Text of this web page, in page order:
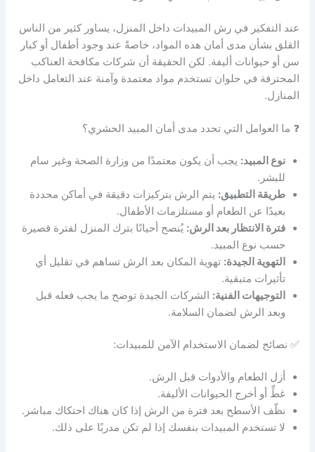
عند التفكير في رش المبيدات داخل المنزل، يساور كثير من الناس
القلق بشأن مدى أمان هذه المواد، خاصةً عند وجود أطفال أو كبار
سن أو حيوانات أليفة. لكن الحقيقة أن شركات مكافحة العناكب
المحترفة في حلوان تستخدم مواد معتمدة وآمنة عند التعامل داخل
المنازل.
❓ ما العوامل التي تحدد مدى أمان المبيد الحشري؟
نوع المبيد: يجب أن يكون معتمدًا من وزارة الصحة وغير سام
للبشر.
طريقة التطبيق: يتم الرش بتركيزات دقيقة في أماكن محددة
بعيدًا عن الطعام أو مستلزمات الأطفال.
فترة الانتظار بعد الرش: يُنصح أحيانًا بترك المنزل لفترة قصيرة
حسب نوع المبيد.
التهوية الجيدة: تهوية المكان بعد الرش تساهم في تقليل أي
تأثيرات متبقية.
التوجيهات الفنية: الشركات الجيدة توضح ما يجب فعله قبل
وبعد الرش لضمان السلامة.
✅ نصائح لضمان الاستخدام الآمن للمبيدات:
أزل الطعام والأدوات قبل الرش.
غطِّ أو أخرج الحيوانات الأليفة.
نظّف الأسطح بعد فترة من الرش إذا كان هناك احتكاك مباشر.
لا تستخدم المبيدات بنفسك إذا لم تكن مدربًا على ذلك.